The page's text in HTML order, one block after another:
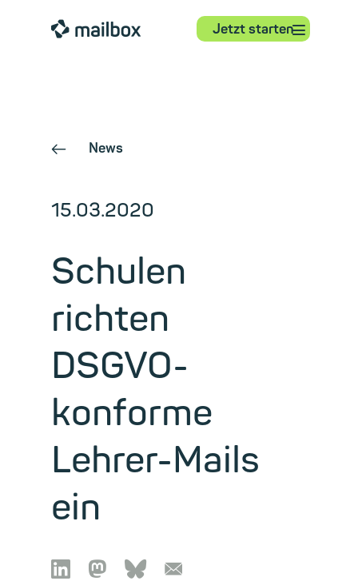
mailbox Jetzt starten⋮
← News
15.03.2020
Schulen
richten
DSGVO-
konforme
Lehrer-Mails
ein
 🦣︎ 🦋︎ 📧︎